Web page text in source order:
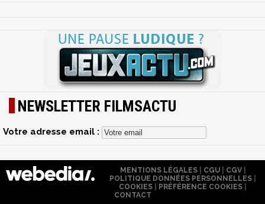
NEWSLETTER FILMSACTU
Votre adresse email :
MENTIONS LÉGALES| CGU| CGV|
POLITIQUE DONNÉES PERSONNELLES
COOKIES
PRÉFÉRENCE COOKIES
CONTACT